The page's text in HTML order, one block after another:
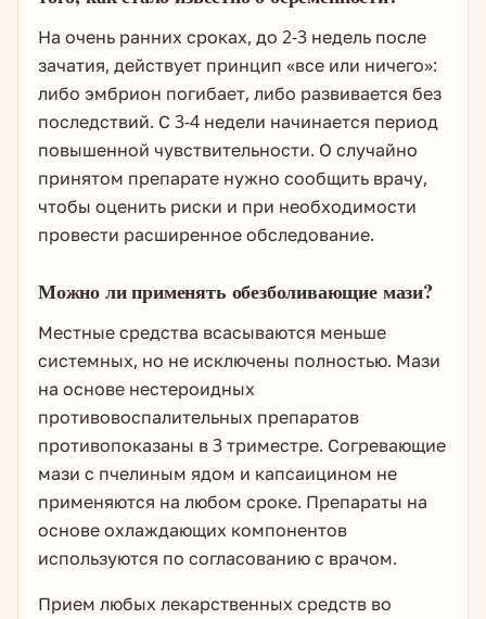
На очень ранних сроках, до 2-3 недель после
зачатия, действует принцип «все или ничего»:
либо эмбрион погибает, либо развивается без
последствий. С 3-4 недели начинается период
повышенной чувствительности. О случайно
принятом препарате нужно сообщить врачу,
чтобы оценить риски и при необходимости
провести расширенное обследование.
Можно ли применять обезболивающие мази?
Местные средства всасываются меньше
системных, но не исключены полностью. Мази
на основе нестероидных
противовоспалительных препаратов
противопоказаны в 3 триместре. Согревающие
мази с пчелиным ядом и капсаицином не
применяются на любом сроке. Препараты на
основе охлаждающих компонентов
используются по согласованию с врачом.
Прием любых лекарственных средств во